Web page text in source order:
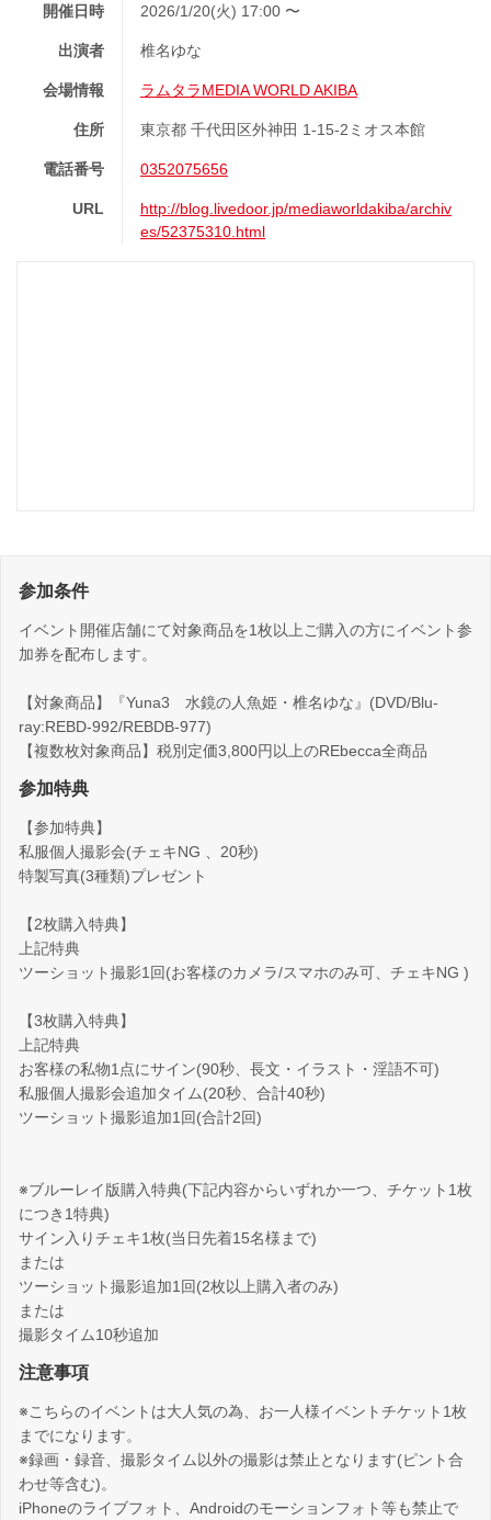
開催日時 2026/1/20(火) 17:00 〜
出演者 椎名ゆな
会場情報 ラムタラMEDIA WORLD AKIBA
住所 東京都 千代田区外神田 1-15-2ミオス本館
電話番号 0352075656
URL
http://blog.livedoor.jp/mediaworldakiba/archiv
es/52375310.html
参加条件
イベント開催店舗にて対象商品を1枚以上ご購入の方にイベント参
加券を配布します。
【対象商品】『Yuna3 水鏡の人魚姫・椎名ゆな』(DVD/Blu-
ray:REBD-992/REBDB-977)
【複数枚対象商品】税別定価3,800円以上のREbecca全商品
参加特典
【参加特典】
私服個人撮影会(チェキNG 、20秒)
特製写真(3種類)プレゼント
【2枚購入特典】
上記特典
ツーショット撮影1回(お客様のカメラ/スマホのみ可、チェキNG )
【3枚購入特典】
上記特典
お客様の私物1点にサイン(90秒、長文・イラスト・淫語不可)
私服個人撮影会追加タイム(20秒、合計40秒)
ツーショット撮影追加1回(合計2回)
※ブルーレイ版購入特典(下記内容からいずれか一つ、チケット1枚
につき1特典)
サイン入りチェキ1枚(当日先着15名様まで)
または
ツーショット撮影追加1回(2枚以上購入者のみ)
または
撮影タイム10秒追加
注意事項
※こちらのイベントは大人気の為、お一人様イベントチケット1枚
までになります。
※録画・録音、撮影タイム以外の撮影は禁止となります(ピント合
わせ等含む)。
iPhoneのライブフォト、Androidのモーションフォト等も禁止で